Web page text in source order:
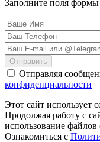
Заполните поля формы
Отправить
Отправляя
конфиденциальности
Этот сайт использует
Продолжая работу с
использование файлов
Ознакомиться с